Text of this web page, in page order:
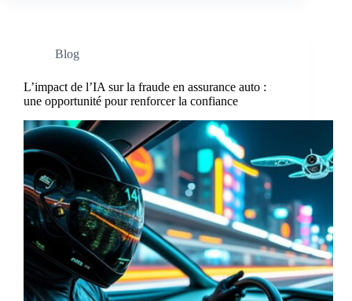
Blog
L’impact de l’IA sur la fraude en assurance auto :
une opportunité pour renforcer la confiance